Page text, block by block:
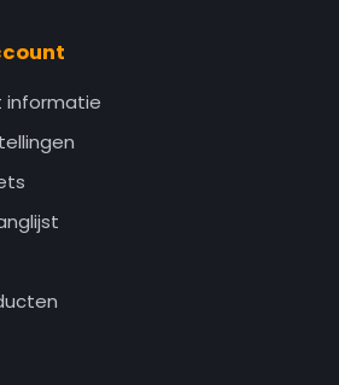
informatie